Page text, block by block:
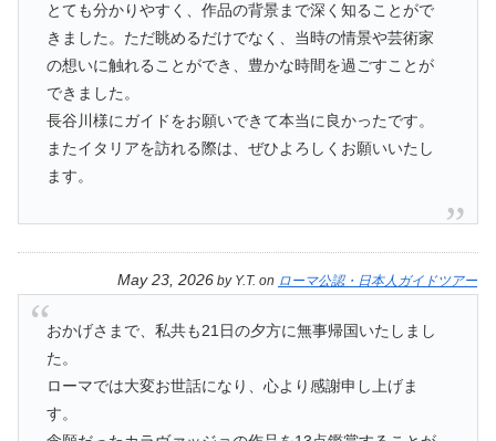
とても分かりやすく、作品の背景まで深く知ることがで
きました。ただ眺めるだけでなく、当時の情景や芸術家
の想いに触れることができ、豊かな時間を過ごすことが
できました。
長谷川様にガイドをお願いできて本当に良かったです。
またイタリアを訪れる際は、ぜひよろしくお願いいたし
ます。
May 23, 2026 by Y.T. on ローマ公認・日本人ガイドツアー
おかげさまで、私共も21日の夕方に無事帰国いたしまし
た。
ローマでは大変お世話になり、心より感謝申し上げま
す。